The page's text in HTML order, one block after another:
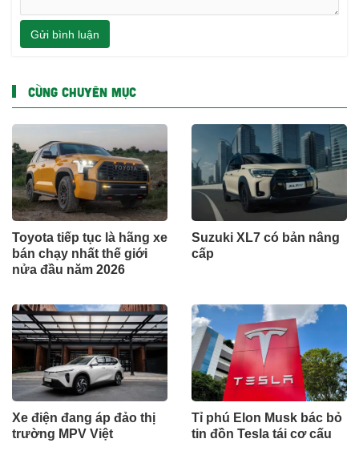
Gửi bình luận
CÙNG CHUYÊN MỤC
Toyota tiếp tục là hãng xe
bán chạy nhất thế giới
nửa đầu năm 2026
Suzuki XL7 có bản nâng
cấp
Xe điện đang áp đảo thị
trường MPV Việt
Tỉ phú Elon Musk bác bỏ
tin đồn Tesla tái cơ cấu